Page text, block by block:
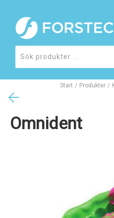
Start / Produkter /
Omnident